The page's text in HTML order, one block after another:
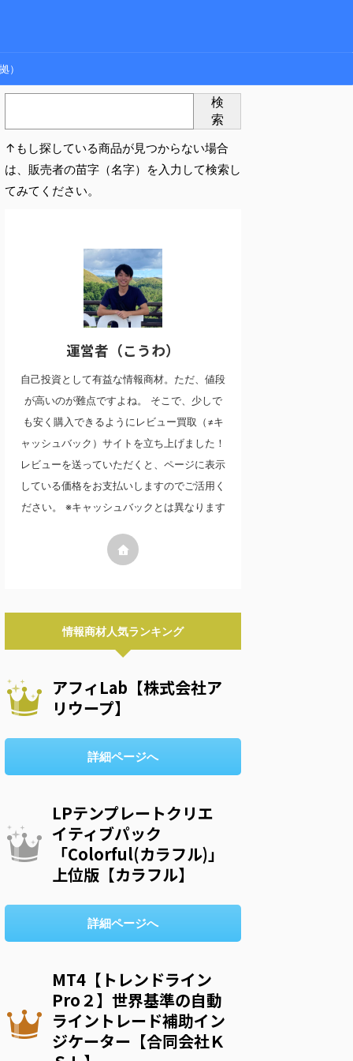
）
検
索
↑もし探している商品が見つからない場合
は、販売者の苗字（名字）を入力して検索し
てみてください。
運営者（こうわ）
自己投資として有益な情報商材。ただ、値段
が高いのが難点ですよね。 そこで、少しで
も安く購入できるようにレビュー買取（≠キ
ャッシュバック）サイトを立ち上げました！
レビューを送っていただくと、ページに表示
している価格をお支払いしますのでご活用く
ださい。 ※キャッシュバックとは異なります
情報商材人気ランキング
アフィLab【株式会社ア
リウープ】
詳細ページへ
LPテンプレートクリエ
イティブパック
「Colorful(カラフル)」
上位版【カラフル】
詳細ページへ
MT4【トレンドライン
Pro２】世界基準の自動
ライントレード補助イン
ジケーター【合同会社Ｋ